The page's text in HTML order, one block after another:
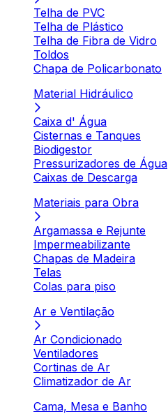
Telha de PVC
Telha de Plástico
Telha de Fibra de Vidro
Toldos
Chapa de Policarbonato
Material Hidráulico
Caixa d' Água
Cisternas e Tanques
Biodigestor
Pressurizadores de Água
Caixas de Descarga
Materiais para Obra
Argamassa e Rejunte
Impermeabilizante
Chapas de Madeira
Telas
Colas para piso
Ar e Ventilação
Ar Condicionado
Ventiladores
Cortinas de Ar
Climatizador de Ar
Cama, Mesa e Banho